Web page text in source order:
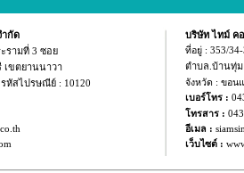
ำกัด
รามที่ 3 ซอย
เขตยานนาวา
คร รหัสไปรษณีย์ : 10120
บริษัท ไทม์ ค
ที่อยู่ : 353/
ตำบล.บ้านทุ่
จังหวัด : ขอน
เบอร์โทร :
โทรสาร :
อีเมล :
เว็บไซต์ :